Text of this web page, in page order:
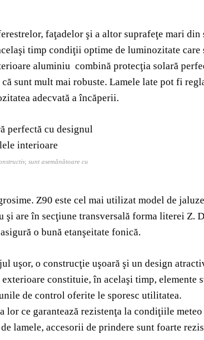
faţadelor şi a altor suprafeţe mari
timp condiţii optime de luminozitate care
aluminiu combină protecţia solară
sunt mult mai robuste. Lamele late pot fi
adecvată a încăperii.
sunt asemănătoare cu
Z90 este cel mai utilizat model de
are în secţiune transversală forma literei Z.
o bună etanşeitate fonică.
uşor, o construcţie uşoară şi un design
constituie, în acelaşi timp, elemente
de control oferite le sporesc utilitatea.
ce garantează rezistenţa la condiţiile
lamele, accesorii de prindere sunt foarte